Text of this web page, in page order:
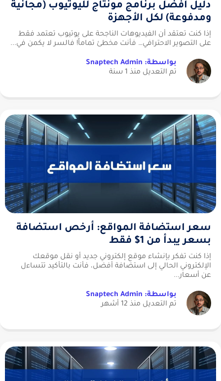
دليل أفضل برنامج مونتاج لليوتيوب (مجانية
ومدفوعة) لكل الأجهزة
إذا كنت تعتقد أن الفيديوهات الناجحة على يوتيوب تعتمد فقط
على التصوير الاحترافي… فأنت مخطئ تماماً! فالسر لا يكمن في...
بواسطة: Snaptech Admin
تم التعديل منذ 1 سنة
سعر استضافة المواقع: أرخص استضافة
بسعر يبدأ من 1$ فقط
إذا كنت تفكر بإنشاء موقع إلكتروني جديد أو نقل موقعك
الإلكتروني الحالي إلى استضافة أفضل، فأنت بالتأكيد تتساءل
عن أسعار...
بواسطة: Snaptech Admin
تم التعديل منذ 12 أشهر